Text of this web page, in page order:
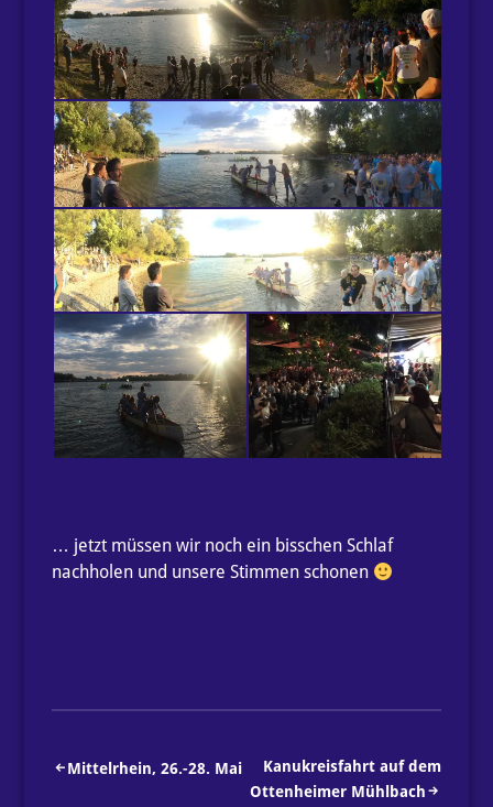
… jetzt müssen wir noch ein bisschen Schlaf
nachholen und unsere Stimmen schonen
Beitragsnavigation
Mittelrhein, 26.-28. Mai
Kanukreisfahrt auf dem
Ottenheimer Mühlbach